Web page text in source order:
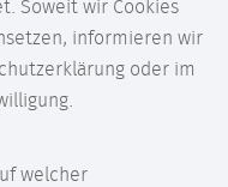
Soweit wir Cookies
informieren wir
oder im
welcher